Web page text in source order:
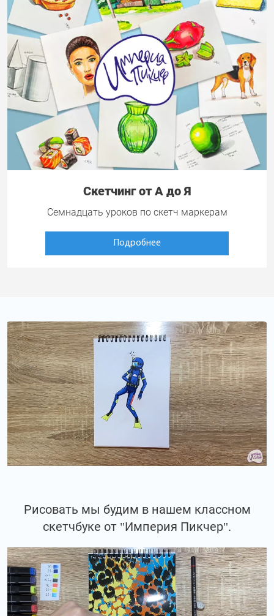
Скетчинг от А до Я
Семнадцать уроков по скетч маркерам
Подробнее
Рисовать мы будим в нашем классном
скетчбуке от "Империя Пикчер".